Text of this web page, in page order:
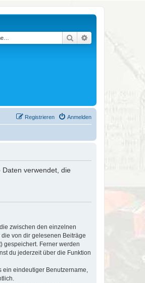
Suche Erweiterte Suche
Anmelden
Registrieren
Daten verwendet, die
zwischen den einzelnen
von dir gelesenen Beiträge
gespeichert. Ferner werden
du jederzeit über die Funktion
ein eindeutiger Benutzername,